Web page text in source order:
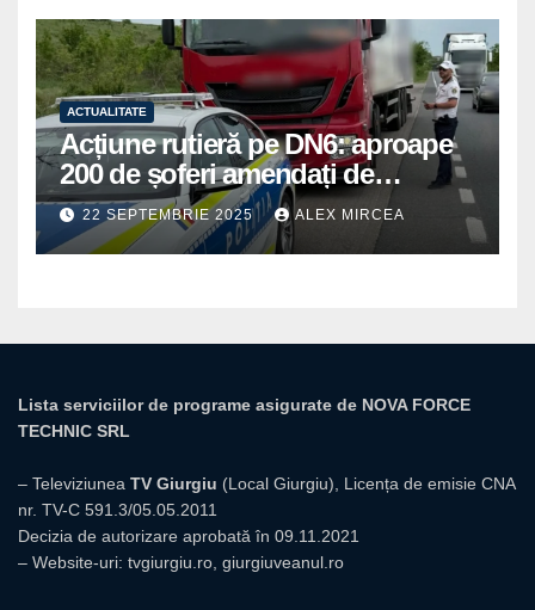
ACTUALITATE
Acțiune rutieră pe DN6: aproape
200 de șoferi amendați de
polițiștii din Mihăilești
22 SEPTEMBRIE 2025 ALEX MIRCEA
Lista serviciilor de programe asigurate de NOVA FORCE
TECHNIC SRL
– Televiziunea TV Giurgiu (Local Giurgiu), Licența de emisie CNA
nr. TV-C 591.3/05.05.2011
Decizia de autorizare aprobată în 09.11.2021
– Website-uri: tvgiurgiu.ro, giurgiuveanul.ro